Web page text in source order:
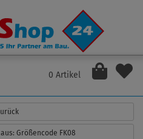
0 Artikel
Größencode FK08